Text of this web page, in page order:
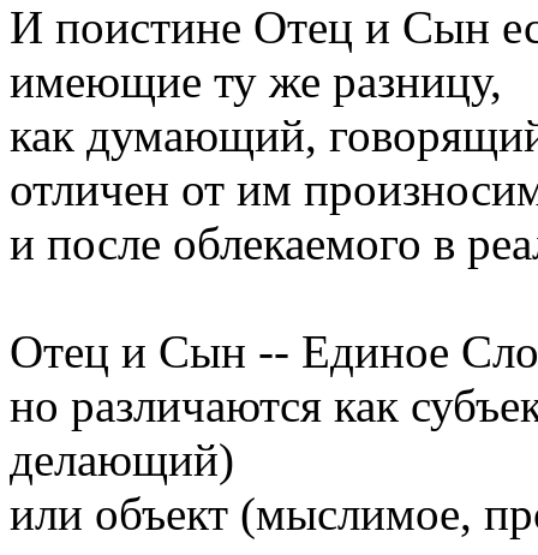
И поистине Отец и Сын
имеющие ту же разницу,
как думающий,
отличен от им
и после облекаемого в
Отец и Сын -- Единое
но различаются как
делающий)
или объект (мыслимое,